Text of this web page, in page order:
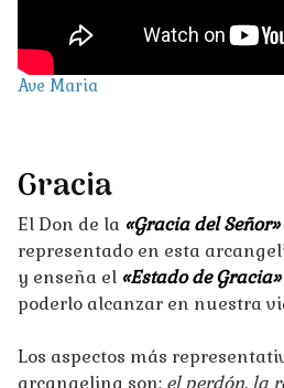
Ave Maria
Gracia
El Don de la «Gracia del Señor»
representado en esta
y enseña el «Estado de Gracia»
poderlo alcanzar en nuestra
Los aspectos más
arcangelina son: el perdón, la